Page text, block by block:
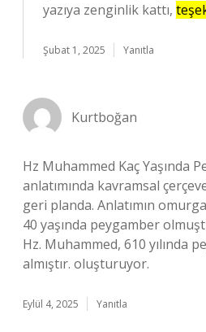
yazıya zenginlik kattı,
Şubat 1, 2025 Yanıtla
Kurtboğan
Hz Muhammed Kaç Yaşında
anlatımında kavramsal
geri planda. Anlatımın
40 yaşında peygamber
Hz. Muhammed, 610 yılında
almıştır. oluşturuyor.
Eylül 4, 2025 Yanıtla